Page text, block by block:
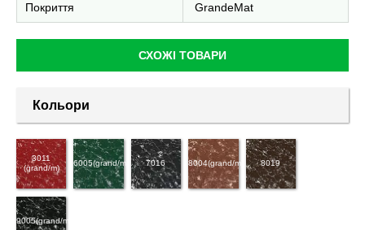
Покриття GrandeMat
СХОЖІ ТОВАРИ
Кольори
3011
(grand/m)
6005(grand/m) 7016 8004(grand/m) 8019
9005(grand/m)